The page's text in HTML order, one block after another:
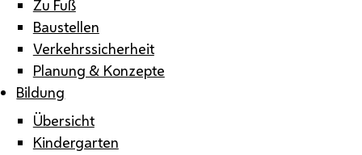
Zu Fuß
Baustellen
Verkehrssicherheit
Planung & Konzepte
Bildung
Übersicht
Kindergarten